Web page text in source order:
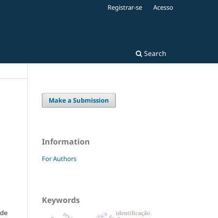
Search
Registrar-se Acesso
Make a Submission
Information
For Authors
Keywords
identificação.